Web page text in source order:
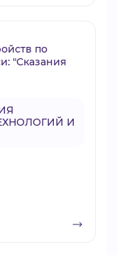
по
"Сказания
И